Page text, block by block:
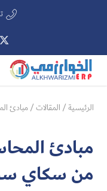
الرئيسية/ المقالات/مبادئ
مبادئ
من سكاي